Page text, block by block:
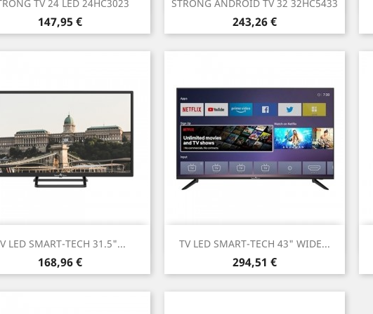
TV 24 LED 24HC3023
Prezzo
147,95 €
STRONG ANDROID TV 32 32HC5433
Prezzo
243,26 €
LED SMART-TECH 31.5"...
Prezzo
168,96 €
Anteprima TV LED SMART-TECH 43" WIDE...
Prezzo
294,51 €
Anteprima